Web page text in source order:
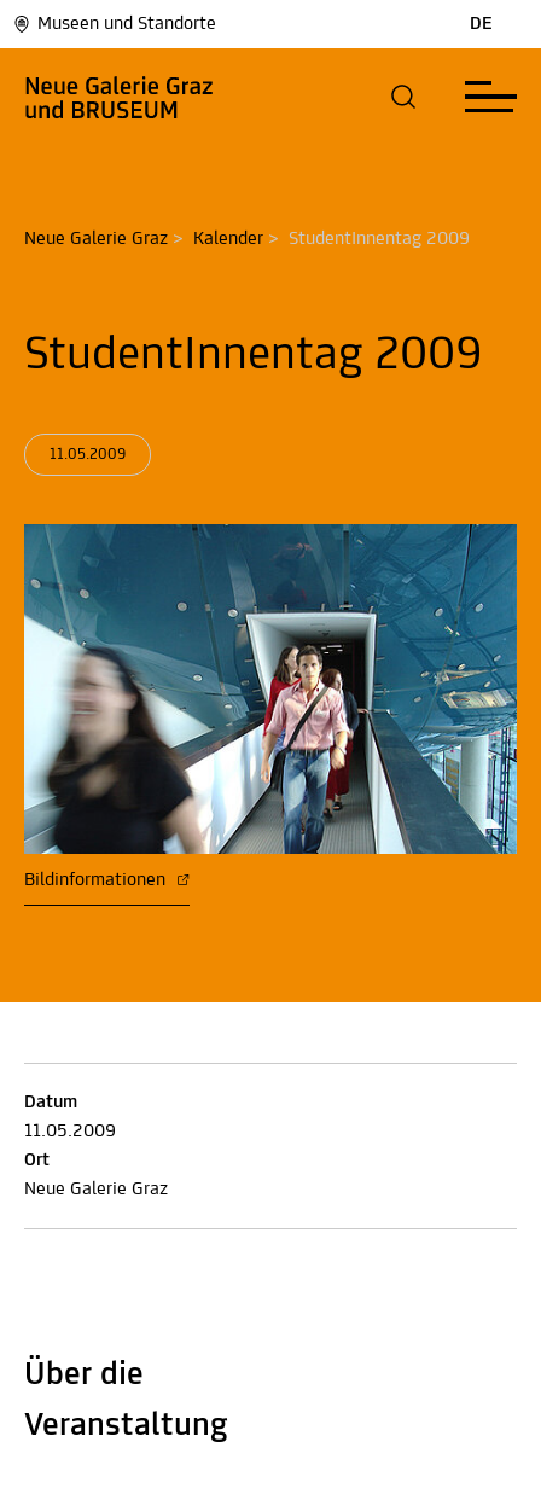
Museen und Standorte DE
Neue Galerie Graz > Kalender > StudentInnentag 2009
StudentInnentag 2009
11.05.2009
Bildinformationen
Datum
11.05.2009
Ort
Neue Galerie Graz
Über die
Veranstaltung